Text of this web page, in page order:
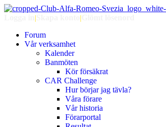
| |
Forum
Vår verksamhet
Kalender
Banmöten
Kör försäkrat
CAR Challenge
Hur börjar jag tävla?
Våra förare
Vår historia
Förarportal